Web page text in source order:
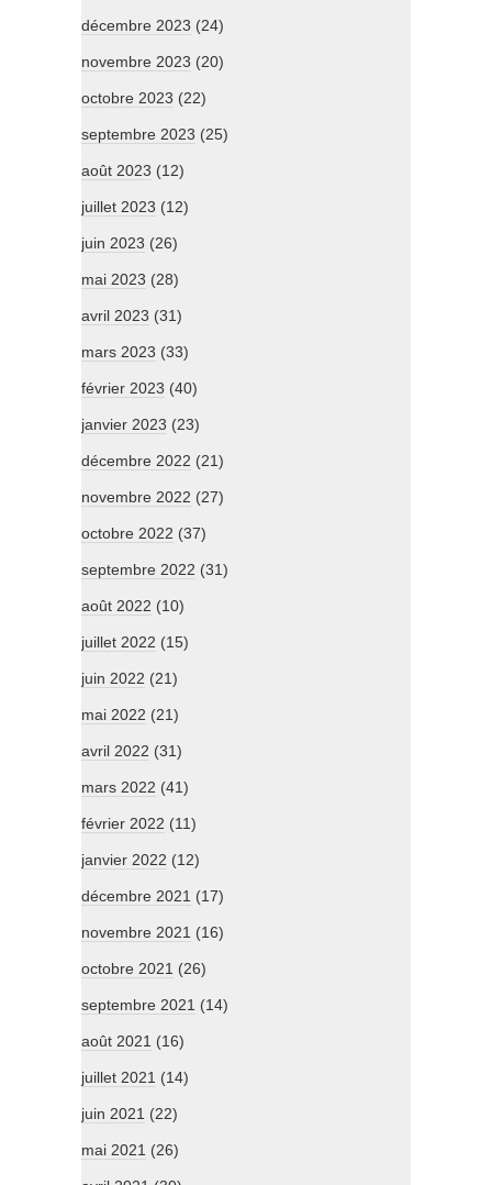
décembre 2023 (24)
novembre 2023 (20)
octobre 2023 (22)
septembre 2023 (25)
août 2023 (12)
juillet 2023 (12)
juin 2023 (26)
mai 2023 (28)
avril 2023 (31)
mars 2023 (33)
février 2023 (40)
janvier 2023 (23)
décembre 2022 (21)
novembre 2022 (27)
octobre 2022 (37)
septembre 2022 (31)
août 2022 (10)
juillet 2022 (15)
juin 2022 (21)
mai 2022 (21)
avril 2022 (31)
mars 2022 (41)
février 2022 (11)
janvier 2022 (12)
décembre 2021 (17)
novembre 2021 (16)
octobre 2021 (26)
septembre 2021 (14)
août 2021 (16)
juillet 2021 (14)
juin 2021 (22)
mai 2021 (26)